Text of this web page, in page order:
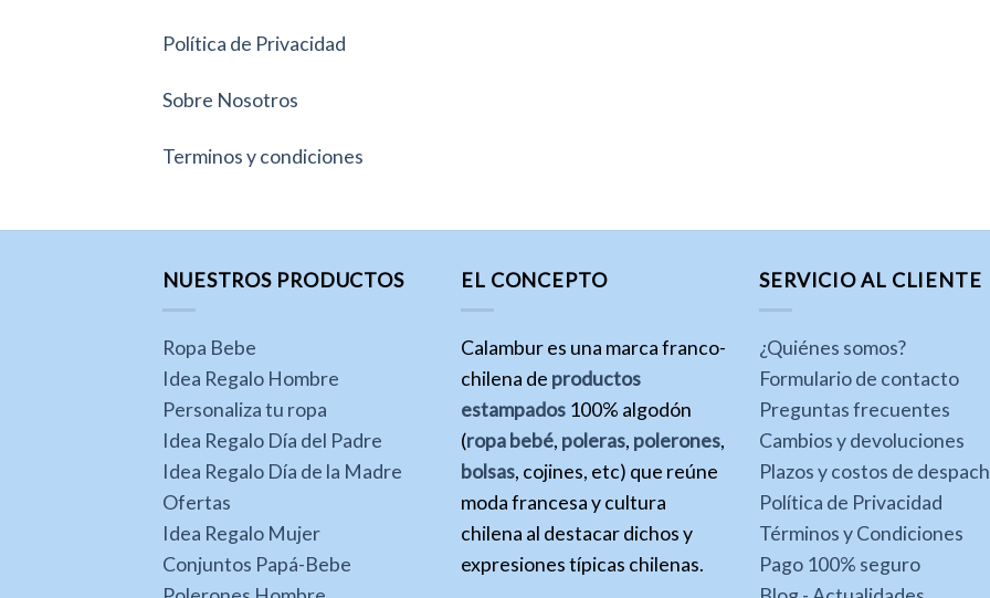
Política de Privacidad
Sobre Nosotros
Terminos y condiciones
NUESTROS PRODUCTOS
Ropa Bebe
Idea Regalo Hombre
Personaliza tu ropa
Idea Regalo Día del Padre
Idea Regalo Día de la Madre
Ofertas
Idea Regalo Mujer
Conjuntos Papá-Bebe
EL CONCEPTO
Calambur es una marca franco-
chilena de productos
estampados 100% algodón
(ropa bebé, poleras, polerones,
bolsas, cojines, etc) que reúne
moda francesa y cultura
chilena al destacar dichos y
expresiones típicas chilenas.
SERVICIO AL CLIENTE
¿Quiénes somos?
Formulario de contacto
Preguntas frecuentes
Cambios y devoluciones
Plazos y costos de
Política de Privacidad
Términos y Condiciones
Pago 100% seguro